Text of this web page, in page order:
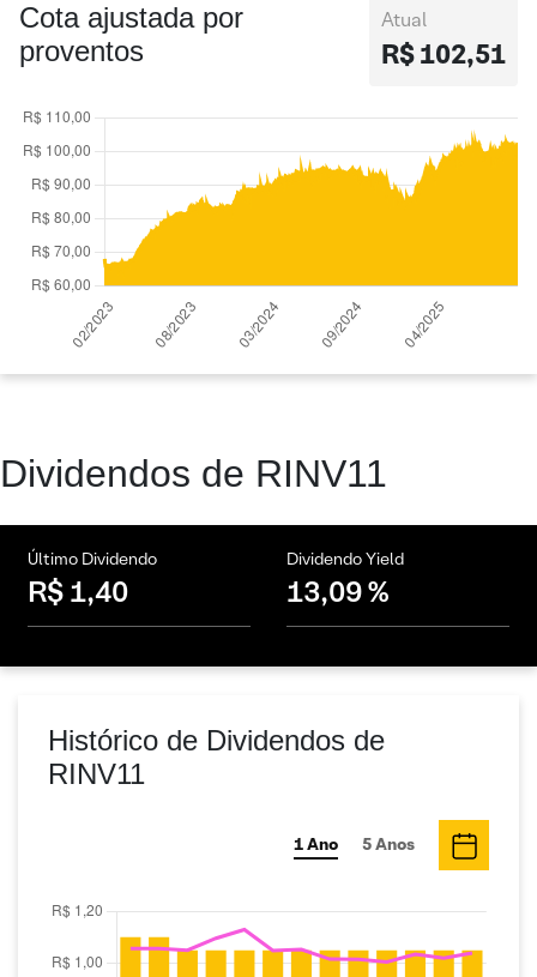
Cota ajustada por
proventos
Atual
R$ 102,51
Dividendos de RINV11
Último Dividendo
R$ 1,40
Dividendo Yield
13,09 %
Histórico de Dividendos de
RINV11
1 Ano 5 Anos